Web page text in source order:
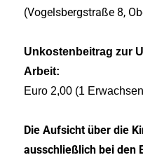
(Vogelsbergstraße 8,
Unkostenbeitrag zur
Arbeit:
Euro 2,00 (1
Die Aufsicht über die
ausschließlich bei den